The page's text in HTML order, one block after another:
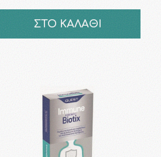
ΣΤΟ ΚΑΛΑΘΙ